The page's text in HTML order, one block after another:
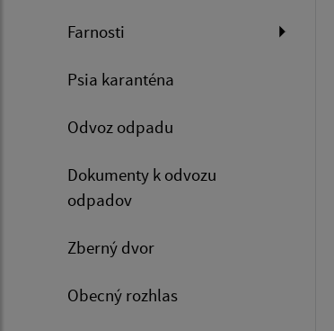
Farnosti
Psia karanténa
Odvoz odpadu
Dokumenty k odvozu
odpadov
Zberný dvor
Obecný rozhlas